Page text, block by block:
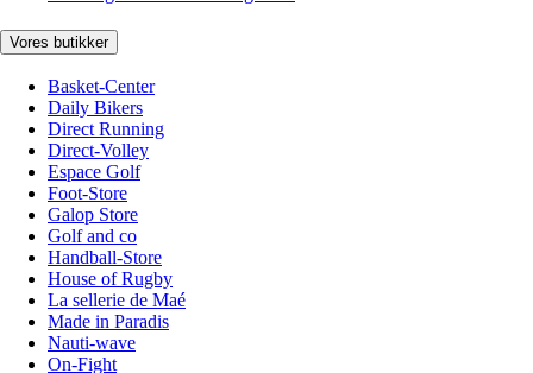
Vores butikker
Basket-Center
Daily Bikers
Direct Running
Direct-Volley
Espace Golf
Foot-Store
Galop Store
Golf and co
Handball-Store
House of Rugby
La sellerie de Maé
Made in Paradis
Nauti-wave
On-Fight